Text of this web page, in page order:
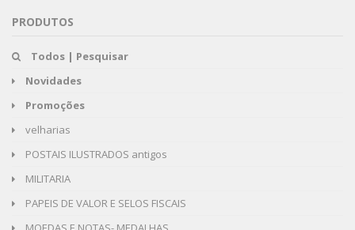
PRODUTOS
Todos | Pesquisar
Novidades
Promoções
velharias
POSTAIS ILUSTRADOS antigos
MILITARIA
PAPEIS DE VALOR E SELOS FISCAIS